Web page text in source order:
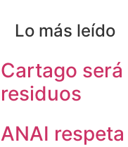
Lo más leído
Cartago
residuos
ANAI